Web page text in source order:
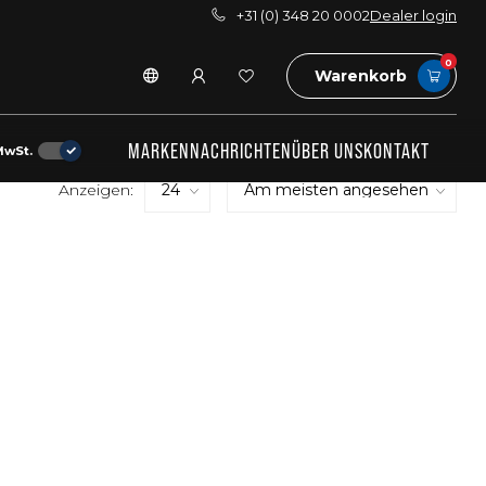
+31 (0) 348 20 0002Dealer login
Warenkorb
0
MARKENNACHRICHTENÜBER UNSKONTAKT
Anzeigen: